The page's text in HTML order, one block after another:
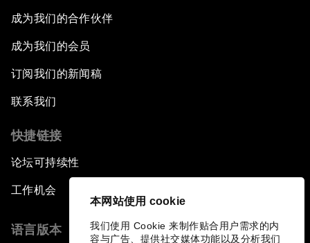
本网站使用 cookie
我们使用 Cookie 来制作贴合用户需求的内
容与广告、提供社交媒体功能以及分析我们
成为我们的合作伙伴
成为我们的会员
订阅我们的新闻稿
联系我们
快捷链接
论坛可持续性
工作机会
语言版本